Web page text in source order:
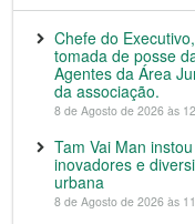
Chefe do
tomada de posse
Agentes da Área
da associação.
8 de Agosto de 2026 às
Tam Vai Man
inovadores e
urbana
8 de Agosto de 2026 às